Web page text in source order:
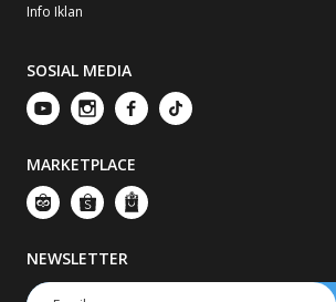
Info Iklan
SOSIAL MEDIA
MARKETPLACE
NEWSLETTER